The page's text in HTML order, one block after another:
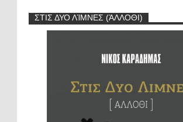
ΣΤΙΣ ΔΥΟ ΛΊΜΝΕΣ (ΆΛΛΟΘΙ)